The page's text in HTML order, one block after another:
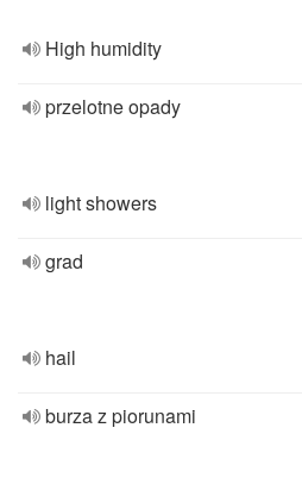
High humidity
przelotne opady
light showers
grad
hail
burza z piorunami